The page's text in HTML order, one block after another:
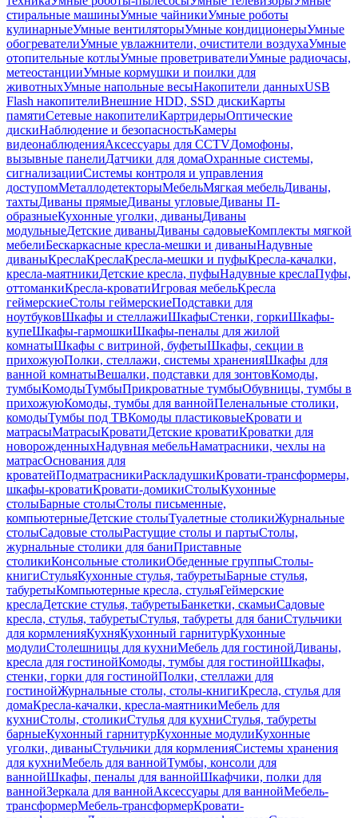
стиральные машиныУмные чайникиУмные роботы
кулинарныеУмные вентиляторыУмные кондиционерыУмные
обогревателиУмные увлажнители, очистители воздухаУмные
отопительные котлыУмные проветривателиУмные радиочасы,
метеостанцииУмные кормушки и поилки для
животныхУмные напольные весыНакопители данныхUSB
Flash накопителиВнешние HDD, SSD дискиКарты
памятиСетевые накопителиКартридерыОптические
дискиНаблюдение и безопасностьКамеры
видеонаблюденияАксессуары для CCTVДомофоны,
вызывные панелиДатчики для домаОхранные системы,
сигнализацииСистемы контроля и управления
доступомМеталлодетекторыМебельМягкая мебельДиваны,
тахтыДиваны прямыеДиваны угловыеДиваны П-
образныеКухонные уголки, диваныДиваны
модульныеДетские диваныДиваны садовыеКомплекты мягкой
мебелиБескаркасные кресла-мешки и диваныНадувные
диваныКреслаКреслаКресла-мешки и пуфыКресла-качалки,
кресла-маятникиДетские кресла, пуфыНадувные креслаПуфы,
оттоманкиКресла-кроватиИгровая мебельКресла
геймерскиеСтолы геймерскиеПодставки для
ноутбуковШкафы и стеллажиШкафыСтенки, горкиШкафы-
купеШкафы-гармошкиШкафы-пеналы для жилой
комнатыШкафы с витриной, буфетыШкафы, секции в
прихожуюПолки, стеллажи, системы храненияШкафы для
ванной комнатыВешалки, подставки для зонтовКомоды,
тумбыКомодыТумбыПрикроватные тумбыОбувницы, тумбы в
прихожуюКомоды, тумбы для ваннойПеленальные столики,
комодыТумбы под ТВКомоды пластиковыеКровати и
матрасыМатрасыКроватиДетские кроватиКроватки для
новорожденныхНадувная мебельНаматрасники, чехлы на
матрасОснования для
кроватейПодматрасникиРаскладушкиКровати-трансформеры,
шкафы-кроватиКровати-домикиСтолыКухонные
столыБарные столыСтолы письменные,
компьютерныеДетские столыТуалетные столикиЖурнальные
столыСадовые столыРастущие столы и партыСтолы,
журнальные столики для баниПриставные
столикиКонсольные столикиОбеденные группыСтолы-
книгиСтульяКухонные стулья, табуретыБарные стулья,
табуретыКомпьютерные кресла, стульяГеймерские
креслаДетские стулья, табуретыБанкетки, скамьиСадовые
кресла, стулья, табуретыСтулья, табуреты для баниСтульчики
для кормленияКухняКухонный гарнитурКухонные
модулиСтолешницы для кухниМебель для гостинойДиваны,
кресла для гостинойКомоды, тумбы для гостинойШкафы,
стенки, горки для гостинойПолки, стеллажи для
гостинойЖурнальные столы, столы-книгиКресла, стулья для
домаКресла-качалки, кресла-маятникиМебель для
кухниСтолы, столикиСтулья для кухниСтулья, табуреты
барныеКухонный гарнитурКухонные модулиКухонные
уголки, диваныСтульчики для кормленияСистемы хранения
для кухниМебель для ваннойТумбы, консоли для
ваннойШкафы, пеналы для ваннойШкафчики, полки для
ваннойЗеркала для ваннойАксессуары для ваннойМебель-
трансформерМебель-трансформерКровати-